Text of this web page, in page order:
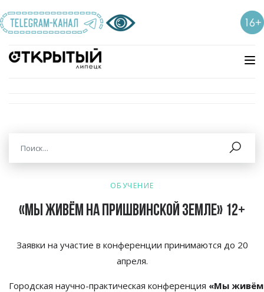
ОБУЧЕНИЕ
«Мы живём на Пришвинской земле» 12+
Заявки на участие в конференции принимаются до 20
апреля.
Городская научно-практическая конференция «Мы живём